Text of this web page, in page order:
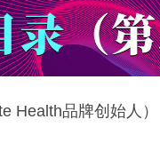
Health品牌创始人）